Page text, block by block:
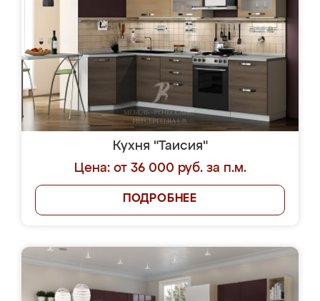
Кухня "Таисия"
Цена: от 36 000 руб. за п.м.
ПОДРОБНЕЕ